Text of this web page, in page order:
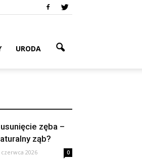
URODA
zęba –
ząb?
czerwca 2026 0